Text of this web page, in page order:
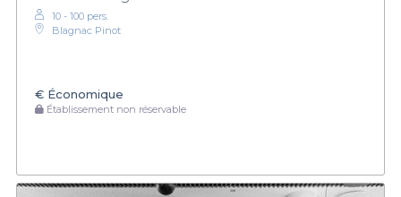
10 - 100 pers.
Blagnac Pinot
€ Économique
Établissement non réservable